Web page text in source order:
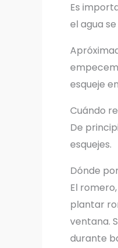
Es
el agua
esqueje
Cuándo
De
esquejes.
Dónde
El
plantar
ventana.
durante